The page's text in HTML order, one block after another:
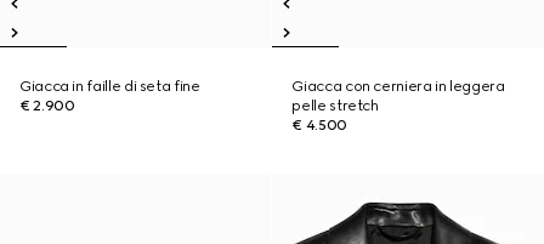
Giacca in faille di seta fine
€ 2.900
Giacca con cerniera in leggera
pelle stretch
€ 4.500